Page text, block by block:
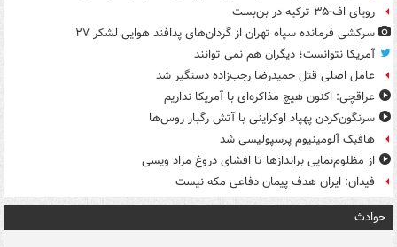
رویای اف-۳۵ ترکیه در بن‌بست
سرکشی فرمانده سپاه تهران از گردان‌های پدافند هوایی لشکر ۲۷
آمریکا نتوانست؛ دیگران هم نمی توانند
عامل اصلی قتل حمیدرضا رجب‌زاده دستگیر شد
عراقچی: اکنون هیچ مذاکره‌ای با آمریکا نداریم
سرنگون‌کردن پهپاد اوکراینی با آتش رگبار روس‌ها
هافبک آلومینیوم پرسپولیسی شد
از مظلوم‌نمایی براندازها تا افشای دروغ مراد ویسی
فیدان: ایران هدف پیمان دفاعی مکه نیست
حوادث